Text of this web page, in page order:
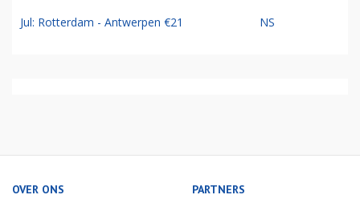
Jul: Rotterdam - Antwerpen €21 NS
OVER ONS PARTNERS